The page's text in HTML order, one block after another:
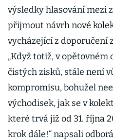
výsledky hlasování mezi
přijmout návrh nové
vycházející z doporučení
„Když totiž, v
čistých zisků, stále není
kompromisu, bohužel
východisek, jak se v
které trvá již od 31. října
krok dále!“ napsali